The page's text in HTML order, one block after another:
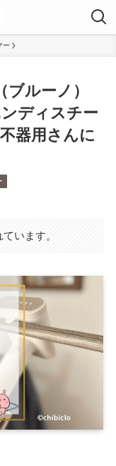
ー
ブルーノ）
ディスチー
器用さんに
います。